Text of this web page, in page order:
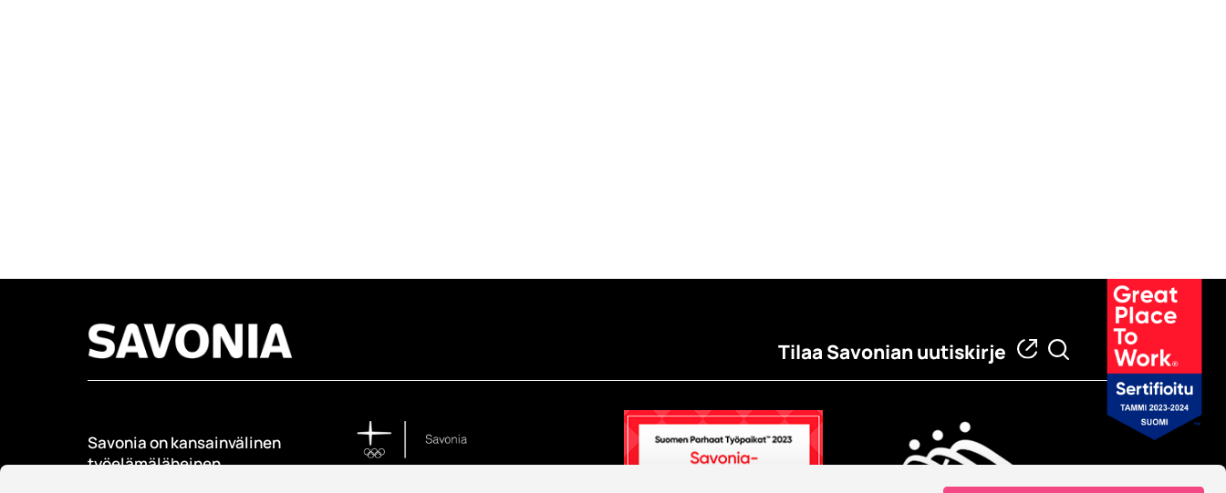
Tilaa Savonian uutiskirje
Savonia on kansainvälinen
työelämäläheinen